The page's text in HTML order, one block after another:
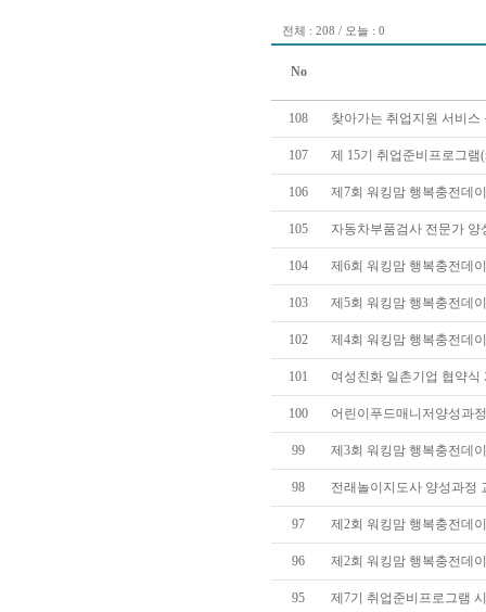
전체 : 208 / 오늘 : 0
No
108 찾아가는 취업지원 서비스
107 제 15기 취업준비프로그램
106 제7회 워킹맘 행복충전데
105 자동차부품검사 전문가 양
104 제6회 워킹맘 행복충전데
103 제5회 워킹맘 행복충전데
102 제4회 워킹맘 행복충전데
101 여성친화 일촌기업 협약식
100 어린이푸드매니저양성과
99 제3회 워킹맘 행복충전데
98 전래놀이지도사 양성과정
97 제2회 워킹맘 행복충전데
96 제2회 워킹맘 행복충전데
95 제7기 취업준비프로그램